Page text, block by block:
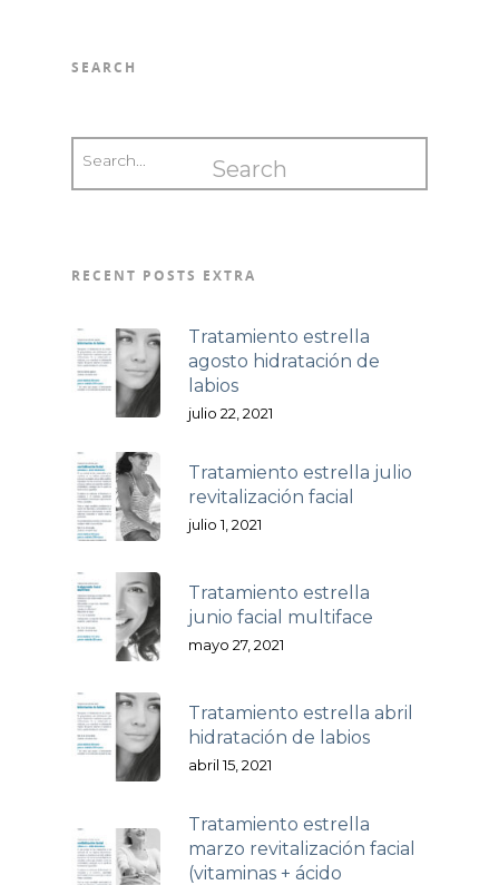
SEARCH
RECENT POSTS EXTRA
Tratamiento estrella
agosto hidratación de
labios
julio 22, 2021
Tratamiento estrella julio
revitalización facial
julio 1, 2021
Tratamiento estrella
junio facial multiface
mayo 27, 2021
Tratamiento estrella abril
hidratación de labios
abril 15, 2021
Tratamiento estrella
marzo revitalización facial
(vitaminas + ácido